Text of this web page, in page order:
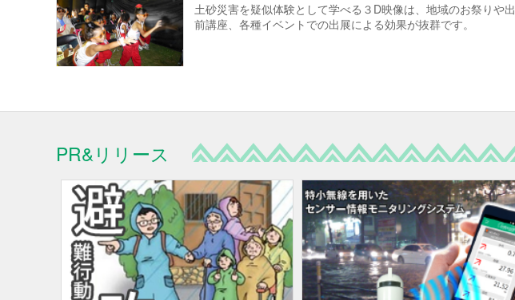
土砂災害を疑似体験として学べる３D映像は、地域のお祭りや出
前講座、各種イベントでの出展による効果が抜群です。
PR&リリース